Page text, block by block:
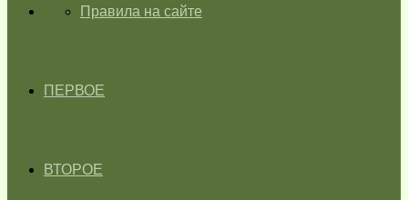
ГЛАВНАЯПравила на сайте
ПЕРВОЕ
ВТОРОЕ